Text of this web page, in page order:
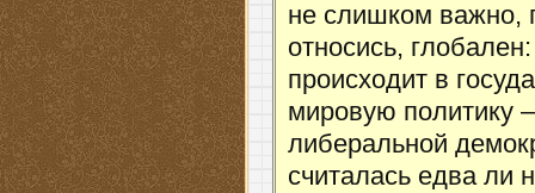
не слишком важно,
относись,
происходит в
мировую политику
либеральной
считалась едва ли